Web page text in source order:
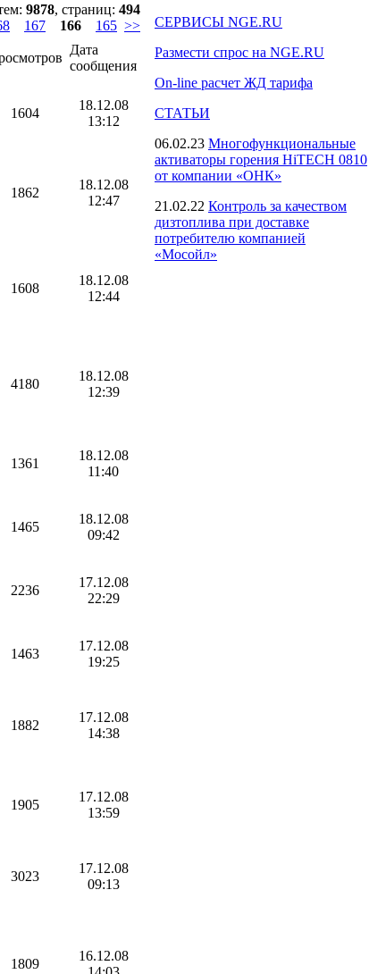
9878, страниц: 494
167 166 165 >>
Дата
сообщения
1604
18.12.08
13:12
1862
18.12.08
12:47
1608
18.12.08
12:44
4180
18.12.08
12:39
1361
18.12.08
11:40
1465
18.12.08
09:42
2236
17.12.08
22:29
1463
17.12.08
19:25
1882
17.12.08
14:38
1905
17.12.08
13:59
3023
17.12.08
09:13
1809
16.12.08
СЕРВИСЫ NGE.RU
Размести спрос на NGE.RU
On-line расчет ЖД тарифа
СТАТЬИ
06.02.23 Многофункциональные
активаторы горения HiTECH 0810
от компании «ОНК»
21.02.22 Контроль за качеством
дизтоплива при доставке
потребителю компанией
«Мосойл»